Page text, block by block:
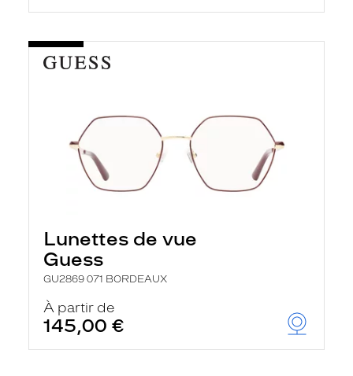
Lunettes de vue
Guess
GU2869 071 BORDEAUX
À partir de
145,00 €